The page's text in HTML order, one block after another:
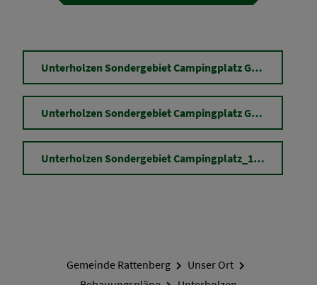
Bebauungspläne
Ökokontoflächen
Unterholzen Sondergebiet Campingplatz Geländeschnitte(1)_18.07.2000.jpg
Unterholzen Sondergebiet Campingplatz Geländeschnitte(2)_18.07.2000.jpg
Unterholzen Sondergebiet Campingplatz_10.10.2000.pdf
Gemeinde Rattenberg
Unser Ort